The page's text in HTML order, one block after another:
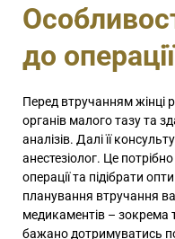
до операції
Перед втручанням жінці
органів малого тазу та
аналізів. Далі її
анестезіолог. Це
операції та підібрати
планування втручання
медикаментів –
бажано дотримуватись